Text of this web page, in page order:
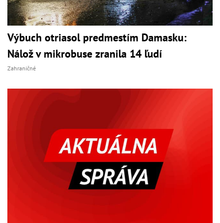
Výbuch otriasol predmestím Damasku:
Nálož v mikrobuse zranila 14 ľudí
Zahraničné